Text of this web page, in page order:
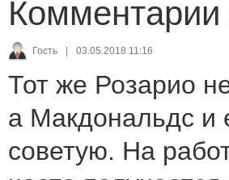
Комментарии
Гость | 03.05.2018 11:16
Тот же Розарио
а Макдональдс и
советую. На